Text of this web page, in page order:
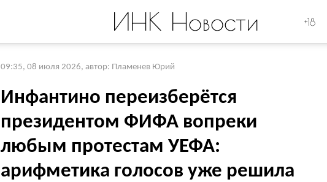
ИНК Новости +18
09:35, 08 июля 2026, автор: Пламенев Юрий
Инфантино переизберётся
президентом ФИФА вопреки
любым протестам УЕФА:
арифметика голосов уже решила